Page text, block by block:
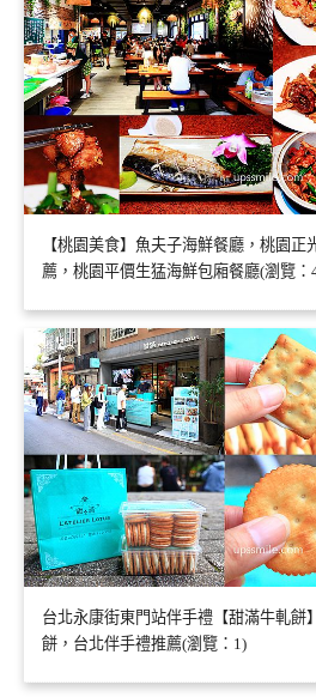
【桃園美食】魚夫子海鮮餐廳，桃園
薦，桃園平價生猛海鮮包廂餐廳(瀏覽：
台北永康街東門站伴手禮【甜滿牛軋餅
餅，台北伴手禮推薦(瀏覽：1)